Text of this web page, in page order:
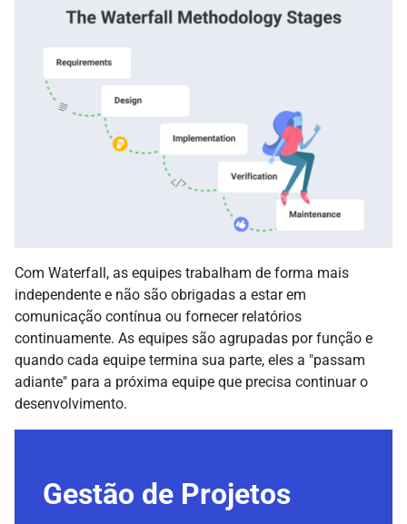
Com Waterfall, as equipes trabalham de forma mais
independente e não são obrigadas a estar em
comunicação contínua ou fornecer relatórios
continuamente. As equipes são agrupadas por função e
quando cada equipe termina sua parte, eles a "passam
adiante" para a próxima equipe que precisa continuar o
desenvolvimento.
Gestão de Projetos